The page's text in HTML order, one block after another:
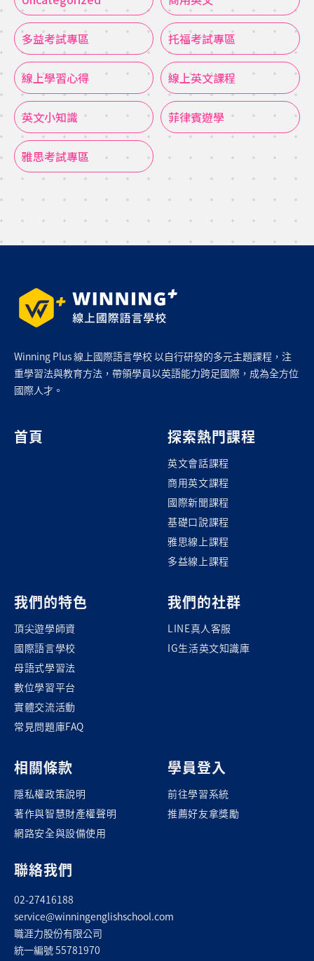
多益考試專區 托福考試專區
線上學習心得 線上英文課程
英文小知識 菲律賓遊學
雅思考試專區
Winning Plus 線上國際語言學校 以自行研發的多元主題課程，注
重學習法與教育方法，帶領學員以英語能力跨足國際，成為全方位
國際人才。
首頁 探索熱門課程
英文會話課程
商用英文課程
國際新聞課程
基礎口說課程
雅思線上課程
多益線上課程
我們的特色
頂尖遊學師資
國際語言學校
母語式學習法
數位學習平台
實體交流活動
常見問題庫FAQ
我們的社群
LINE真人客服
IG生活英文知識庫
相關條款
隱私權政策說明
著作與智慧財產權聲明
網路安全與設備使用
學員登入
前往學習系統
推薦好友拿獎勵
聯絡我們
02-27416188
service@winningenglishschool.com
職涯力股份有限公司
統一編號 55781970